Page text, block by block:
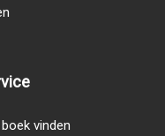
vinden